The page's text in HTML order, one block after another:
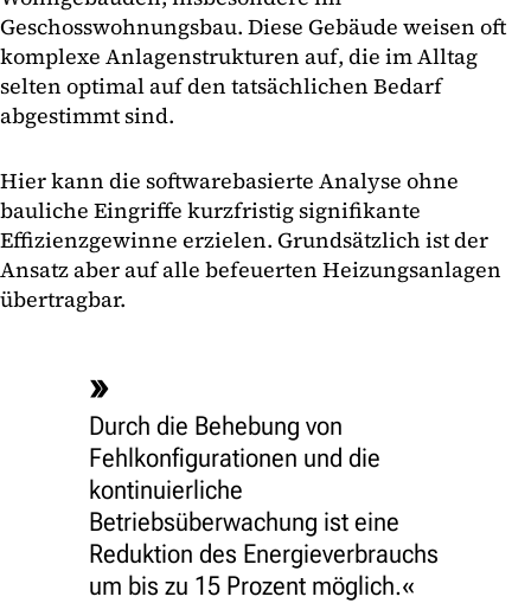
Geschosswohnungsbau. Diese Gebäude weisen oft
komplexe Anlagenstrukturen auf, die im Alltag
selten optimal auf den tatsächlichen Bedarf
abgestimmt sind.
Hier kann die softwarebasierte Analyse ohne
bauliche Eingriffe kurzfristig signifikante
Effizienzgewinne erzielen. Grundsätzlich ist der
Ansatz aber auf alle befeuerten Heizungsanlagen
übertragbar.
Durch die Behebung von
Fehlkonfigurationen und die
kontinuierliche
Betriebsüberwachung ist eine
Reduktion des Energieverbrauchs
um bis zu 15 Prozent möglich.